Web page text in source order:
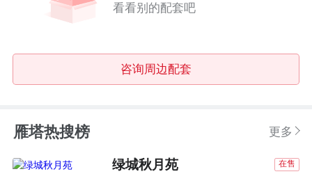
看看别的配套吧
咨询周边配套
雁塔热搜榜 更多
绿城秋月苑 在售